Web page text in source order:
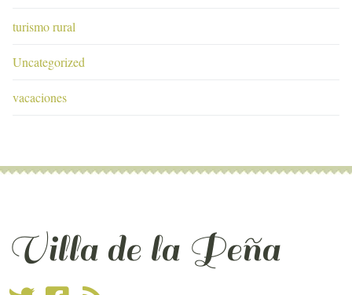
turismo rural
Uncategorized
vacaciones
Villa de la Peña